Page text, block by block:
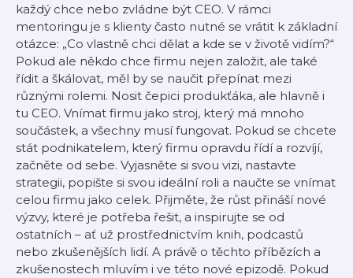
každý chce nebo zvládne být CEO. V rámci
mentoringu je s klienty často nutné se vrátit k základní
otázce: „Co vlastně chci dělat a kde se v životě vidím?“
Pokud ale někdo chce firmu nejen založit, ale také
řídit a škálovat, měl by se naučit přepínat mezi
různými rolemi. Nosit čepici produkťáka, ale hlavně i
tu CEO. Vnímat firmu jako stroj, který má mnoho
součástek, a všechny musí fungovat. Pokud se chcete
stát podnikatelem, který firmu opravdu řídí a rozvíjí,
začněte od sebe. Vyjasněte si svou vizi, nastavte
strategii, popište si svou ideální roli a naučte se vnímat
celou firmu jako celek. Přijměte, že růst přináší nové
výzvy, které je potřeba řešit, a inspirujte se od
ostatních – ať už prostřednictvím knih, podcastů
nebo zkušenějších lidí. A právě o těchto příbězích a
zkušenostech mluvím i ve této nové epizodě. Pokud